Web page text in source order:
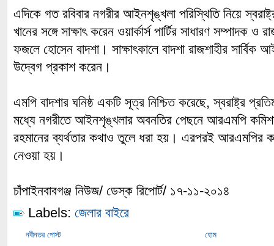
এদিকে গত রবিবার নগরীর আইনশৃঙ্খলা পরিস্থিতি নিয়ে
খানের সঙ্গে সাক্ষাৎ করেন ওয়ার্কার্স পার্টির সাধারণ সম্পাদক
ফজলে হোসেন বাদশা। সাক্ষাৎকালে বাদশা রাজশাহীর সার্বিক
উদ্বেগ প্রকাশ করেন।
এমপি বাদশার ঘনিষ্ঠ একটি সূত্র নিশ্চিত করেছে, স্বরাষ্ট্র
মধ্যে নগরীতে আইনশৃঙ্খলার অবনতির পেছনে আরএমপি
রহমানের ব্যর্থতার কথাও তুলে ধরা হয়। এরপরই আরএমপির
নেওয়া হয়।
চাঁপাইনবাবগঞ্জ নিউজ/ ডেস্ক রিপোর্ট/ ১৭-১১-২০১৪
Labels: জেলার বাইরে
নবীনতর পোস্ট হোম